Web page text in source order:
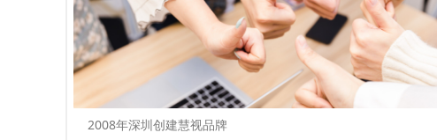
2008年深圳创建慧视品牌